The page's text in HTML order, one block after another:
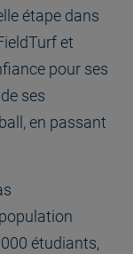
étape dans
et
pour ses
ses
en passant
étudiants,